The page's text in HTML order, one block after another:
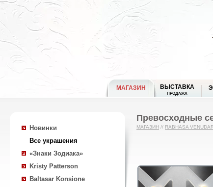
МАГАЗИН ВЫСТАВКА
ПРОДАЖА
Новинки
Все украшения
«Знаки Зодиака»
Kristy Patterson
Baltasar Konsione
Превосходные
МАГАЗИН // RABHASA